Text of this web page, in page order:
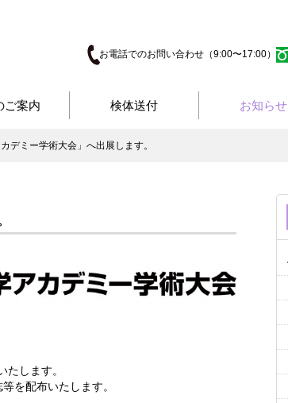
お電話でのお問い合わせ（9:00〜17:00）
ご案内 検体送付 お知らせ
デミー学術大会」へ出展します。
たします。
を配布いたします。